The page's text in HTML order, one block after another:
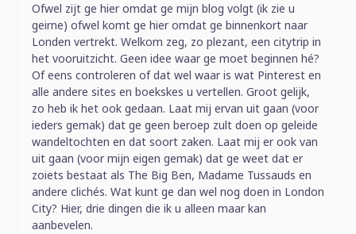
Ofwel zijt ge hier omdat ge mijn blog volgt (ik zie u
geirne) ofwel komt ge hier omdat ge binnenkort naar
Londen vertrekt. Welkom zeg, zo plezant, een citytrip in
het vooruitzicht. Geen idee waar ge moet beginnen hé?
Of eens controleren of dat wel waar is wat Pinterest en
alle andere sites en boekskes u vertellen. Groot gelijk,
zo heb ik het ook gedaan. Laat mij ervan uit gaan (voor
ieders gemak) dat ge geen beroep zult doen op geleide
wandeltochten en dat soort zaken. Laat mij er ook van
uit gaan (voor mijn eigen gemak) dat ge weet dat er
zoiets bestaat als The Big Ben, Madame Tussauds en
andere clichés. Wat kunt ge dan wel nog doen in London
City? Hier, drie dingen die ik u alleen maar kan
aanbevelen.